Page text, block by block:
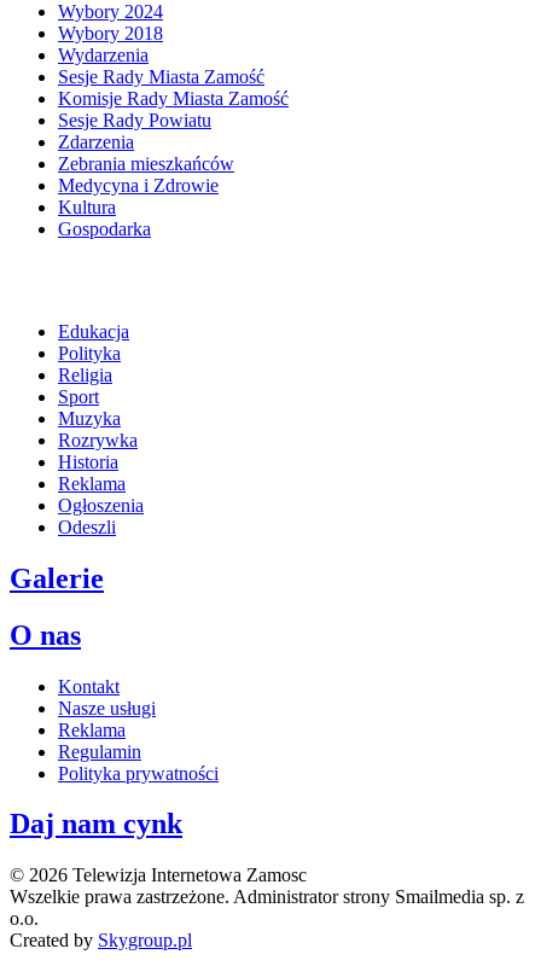
Wybory 2024
Wybory 2018
Wydarzenia
Sesje Rady Miasta Zamość
Komisje Rady Miasta Zamość
Sesje Rady Powiatu
Zdarzenia
Zebrania mieszkańców
Medycyna i Zdrowie
Kultura
Gospodarka
Edukacja
Polityka
Religia
Sport
Muzyka
Rozrywka
Historia
Reklama
Ogłoszenia
Odeszli
Galerie
O nas
Kontakt
Nasze usługi
Reklama
Regulamin
Polityka prywatności
Daj nam cynk
© 2026 Telewizja Internetowa Zamosc
Wszelkie prawa zastrzeżone. Administrator strony Smailmedia sp. z
o.o.
Created by Skygroup.pl